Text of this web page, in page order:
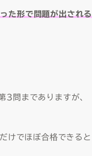
た形で問題が出される
3問までありますが、
けでほぼ合格できると